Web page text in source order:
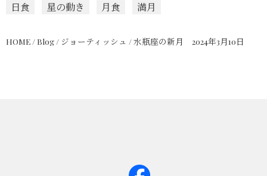
日食
星の動き 月食 満月
HOME / Blog / ジョーティッシュ /水瓶座の新月 2024年3月10日